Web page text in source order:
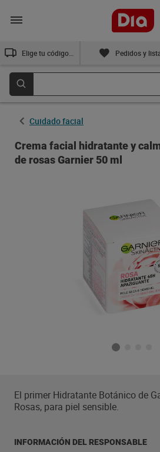
Pedidos y
Cuidado facial
Crema facial hidratante y
de rosas Garnier 50 ml
El primer Hidratante Botánico de
Rosas, para piel sensible.
INFORMACIÓN DEL RESPONSABLE